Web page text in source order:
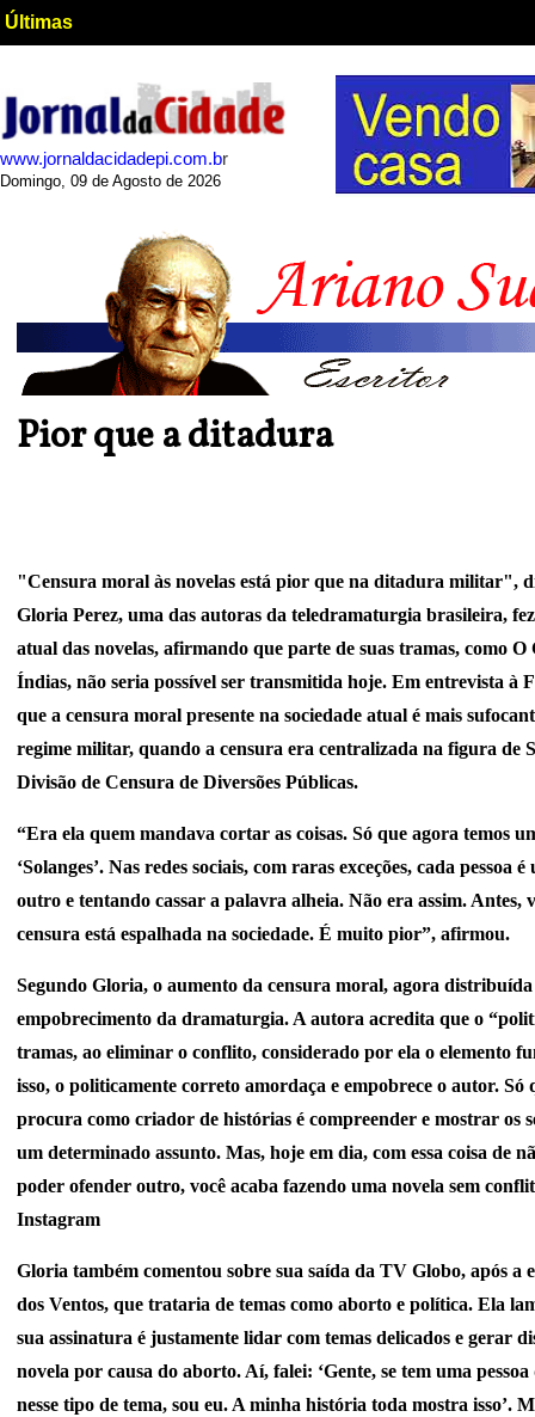
Últimas
www.jornaldacidadepi.com.br
Domingo, 09 de Agosto de 2026
Pior que a ditadura
"Censura moral às novelas está pior que na ditadura militar",
Gloria Perez, uma das autoras da teledramaturgia brasileira,
atual das novelas, afirmando que parte de suas tramas, como
Índias, não seria possível ser transmitida hoje. Em entrevista à
que a censura moral presente na sociedade atual é mais
regime militar, quando a censura era centralizada na figura de
Divisão de Censura de Diversões Públicas.
“Era ela quem mandava cortar as coisas. Só que agora temos
‘Solanges’. Nas redes sociais, com raras exceções, cada pessoa
outro e tentando cassar a palavra alheia. Não era assim. Antes,
censura está espalhada na sociedade. É muito pior”, afirmou.
Segundo Gloria, o aumento da censura moral, agora
empobrecimento da dramaturgia. A autora acredita que o
tramas, ao eliminar o conflito, considerado por ela o elemento
isso, o politicamente correto amordaça e empobrece o autor. Só
procura como criador de histórias é compreender e mostrar os
um determinado assunto. Mas, hoje em dia, com essa coisa de
poder ofender outro, você acaba fazendo uma novela sem
Instagram
Gloria também comentou sobre sua saída da TV Globo, após a
dos Ventos, que trataria de temas como aborto e política. Ela
sua assinatura é justamente lidar com temas delicados e gerar
novela por causa do aborto. Aí, falei: ‘Gente, se tem uma
nesse tipo de tema, sou eu. A minha história toda mostra isso’.